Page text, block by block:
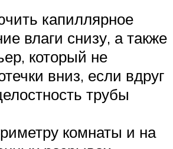
капиллярное
влаги снизу, а также
который не
вниз, если вдруг
трубы
комнаты и на